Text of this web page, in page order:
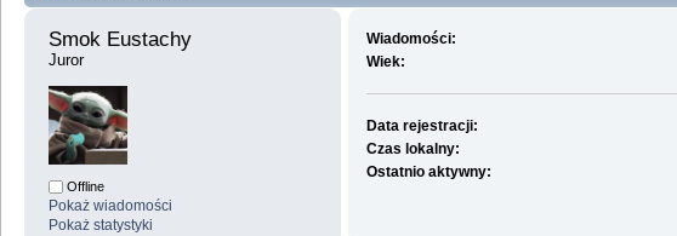
Smok Eustachy
Juror
Offline
Pokaż wiadomości
Pokaż statystyki
Wiadomości:
Wiek:
Data rejestracji:
Czas lokalny:
Ostatnio aktywny: